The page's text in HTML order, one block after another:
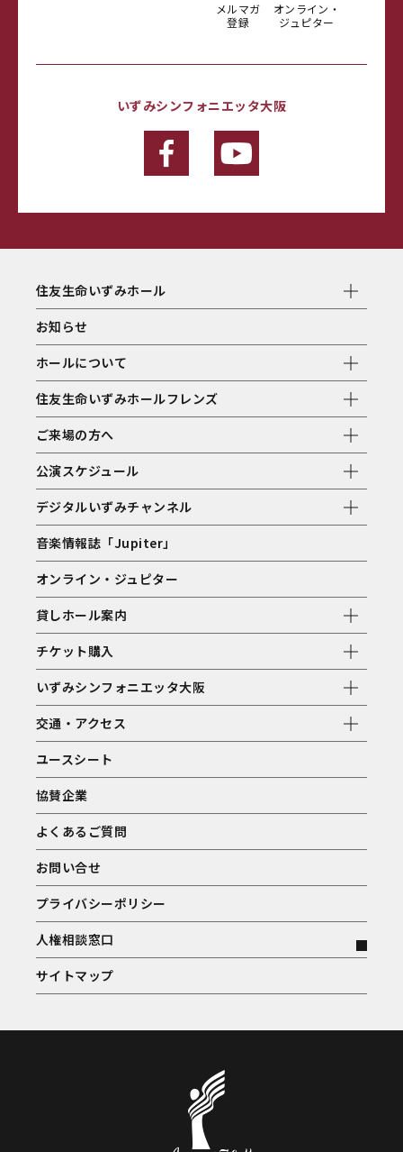
メルマガ
登録
オンライン・
ジュピター
いずみシンフォニエッタ大阪
住友生命いずみホール
お知らせ
ホールについて
住友生命いずみホールフレンズ
ご来場の方へ
公演スケジュール
デジタルいずみチャンネル
音楽情報誌「Jupiter」
オンライン・ジュピター
貸しホール案内
チケット購入
いずみシンフォニエッタ大阪
交通・アクセス
ユースシート
協賛企業
よくあるご質問
お問い合せ
プライバシーポリシー
人権相談窓口
サイトマップ